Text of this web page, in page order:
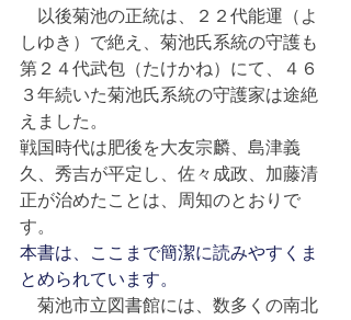
以後菊池の正統は、２２代能運（よ
しゆき）で絶え、菊池氏系統の守護も
第２４代武包（たけかね）にて、４６
３年続いた菊池氏系統の守護家は途絶
えました。
戦国時代は肥後を大友宗麟、島津義
久、秀吉が平定し、佐々成政、加藤清
正が治めたことは、周知のとおりで
す。
本書は、ここまで簡潔に読みやすくま
とめられています。
菊池市立図書館には、数多くの南北